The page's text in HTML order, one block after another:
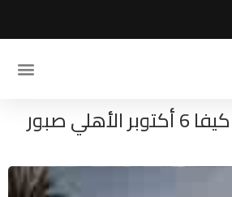
مميزات كمبوند كيفا 6 أكتوبر الأهلي صبور